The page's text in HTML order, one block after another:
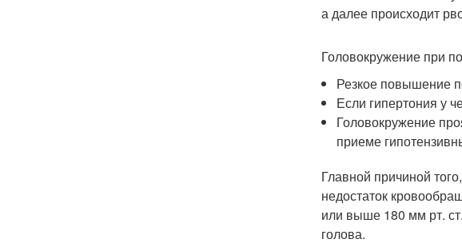
а далее происходит
Головокружение при
Резкое повышение
Если гипертония у
Головокружение
приеме
Главной причиной
недостаток
или выше 180 мм рт.
голова.